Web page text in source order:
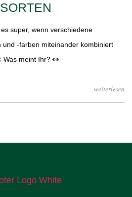
super, wenn verschiedene
und -farben miteinander kombiniert
Was meint Ihr? 👀
weiterlesen